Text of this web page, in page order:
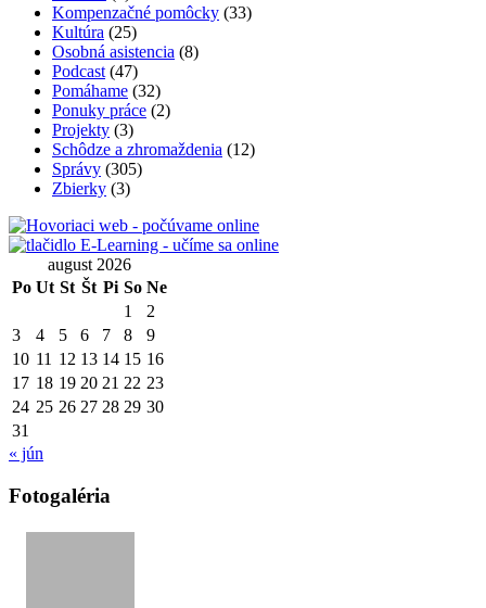
Kompenzačné pomôcky (33)
Kultúra (25)
Osobná asistencia (8)
Podcast (47)
Pomáhame (32)
Ponuky práce (2)
Projekty (3)
Schôdze a zhromaždenia (12)
Správy (305)
Zbierky (3)
august 2026
Po Ut St Št Pi So Ne
1
2
3
4 5 6 7 8
9
10 11 12 13 14 15 16
17 18 19 20 21 22 23
24 25 26 27 28 29 30
31
« jún
Fotogaléria